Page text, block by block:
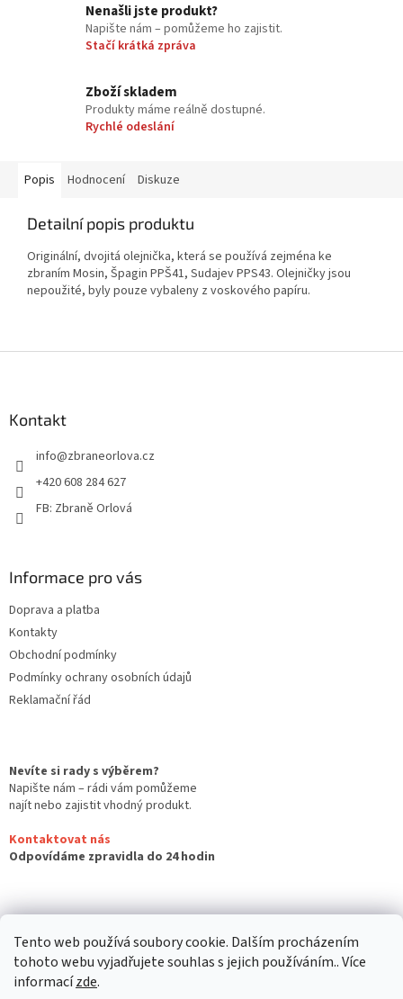
Tento web používá soubory cookie. Dalším procházením
tohoto webu vyjadřujete souhlas s jejich používáním.. Více
informacízde.
Nenašli jste produkt?
Napište nám – pomůžeme ho zajistit.
Stačí krátká zpráva
Zboží skladem
Produkty máme reálně dostupné.
Rychlé odeslání
Popis Hodnocení Diskuze
Detailní popis produktu
Originální, dvojitá olejnička, která se používá zejména ke
zbraním Mosin, Špagin PPŠ41, Sudajev PPS43. Olejničky jsou
nepoužité, byly pouze vybaleny z voskového papíru.
Kontakt
info@zbraneorlova.cz
+420 608 284 627
FB: Zbraně Orlová
Informace pro vás
Doprava a platba
Kontakty
Obchodní podmínky
Podmínky ochrany osobních údajů
Reklamační řád
Nevíte si rady s výběrem?
Napište nám – rádi vám pomůžeme
najít nebo zajistit vhodný produkt.
Kontaktovat nás
Odpovídáme zpravidla do 24 hodin